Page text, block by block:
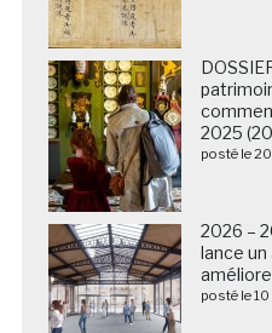
2025
posté le
2026 –
lance
posté le